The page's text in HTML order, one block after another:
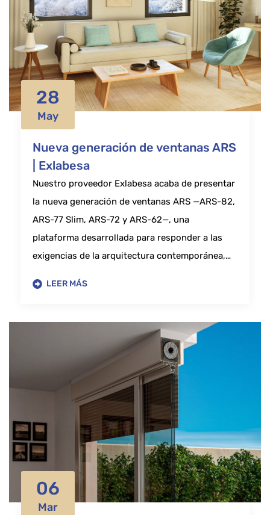
28
May
Nueva generación de ventanas ARS
| Exlabesa
Nuestro proveedor Exlabesa acaba de presentar
la nueva generación de ventanas ARS —ARS-82,
ARS-77 Slim, ARS-72 y ARS-62—, una
plataforma desarrollada para responder a las
exigencias de la arquitectura contemporánea,…
LEER MÁS
06
Mar